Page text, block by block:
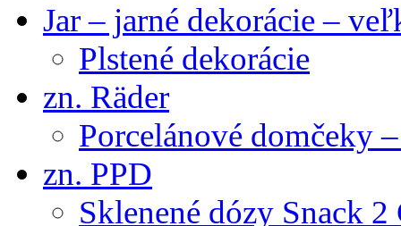
Jar – jarné dekorácie –
Plstené dekorácie
zn. Räder
Porcelánové domčeky
zn. PPD
Sklenené dózy Snack 2